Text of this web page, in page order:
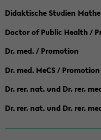
Didaktische Studien
Doctor of Public Health /
Dr. med. / Promotion
Dr. med. MeCS / Promotion
Dr. rer. nat. und Dr. rer.
Dr. rer. nat. und Dr. rer.